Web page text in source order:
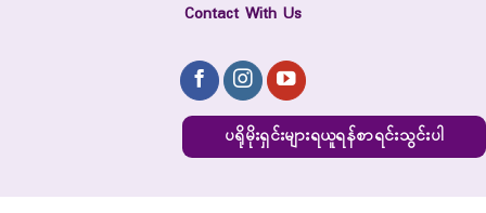
Contact With Us
ပရိုမိုးရှင်းများရယူရန်စာရင်းသွင်းပါ